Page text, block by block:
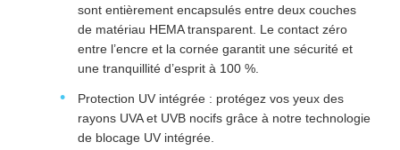
sont entièrement encapsulés entre deux couches
de matériau HEMA transparent. Le contact zéro
entre l’encre et la cornée garantit une sécurité et
une tranquillité d’esprit à 100 %.
Protection UV intégrée : protégez vos yeux des
rayons UVA et UVB nocifs grâce à notre technologie
de blocage UV intégrée.